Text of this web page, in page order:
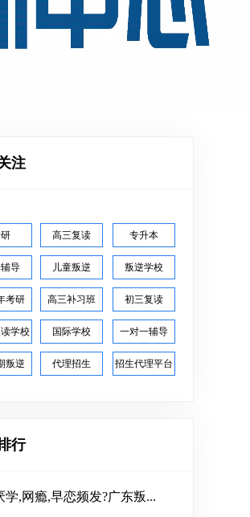
注
高三复读 专升本
导 儿童叛逆 叛逆学校
考研 高三补习班 初三复读
学校 国际学校 一对一辅导
叛逆 代理招生 招生代理平台
行
学,网瘾,早恋频发?广东叛...